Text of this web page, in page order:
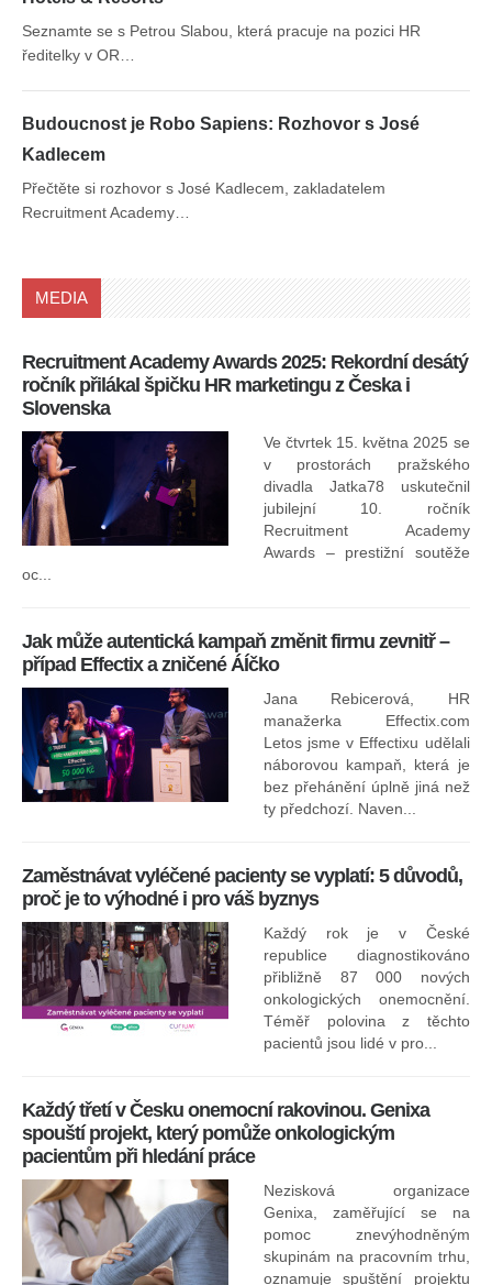
Seznamte se s Petrou Slabou, která pracuje na pozici HR
ředitelky v OR…
Budoucnost je Robo Sapiens: Rozhovor s José
Kadlecem
Přečtěte si rozhovor s José Kadlecem, zakladatelem
Recruitment Academy…
MEDIA
Recruitment Academy Awards 2025: Rekordní desátý
ročník přilákal špičku HR marketingu z Česka i
Slovenska
Ve čtvrtek 15. května 2025 se
v prostorách pražského
divadla Jatka78 uskutečnil
jubilejní 10. ročník
Recruitment Academy
Awards – prestižní soutěže
oc...
Jak může autentická kampaň změnit firmu zevnitř –
případ Effectix a zničené ÁÍčko
Jana Rebicerová, HR
manažerka Effectix.com
Letos jsme v Effectixu udělali
náborovou kampaň, která je
bez přehánění úplně jiná než
ty předchozí. Naven...
Zaměstnávat vyléčené pacienty se vyplatí: 5 důvodů,
proč je to výhodné i pro váš byznys
Každý rok je v České
republice diagnostikováno
přibližně 87 000 nových
onkologických onemocnění.
Téměř polovina z těchto
pacientů jsou lidé v pro...
Každý třetí v Česku onemocní rakovinou. Genixa
spouští projekt, který pomůže onkologickým
pacientům při hledání práce
Nezisková organizace
Genixa, zaměřující se na
pomoc znevýhodněným
skupinám na pracovním trhu,
oznamuje spuštění projektu